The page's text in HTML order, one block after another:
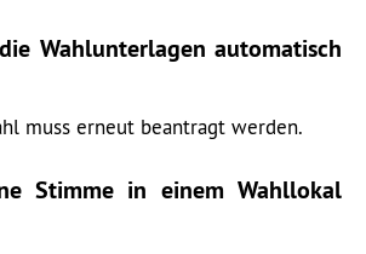
Wahlunterlagen automatisch
muss erneut beantragt werden.
Stimme in einem Wahllokal